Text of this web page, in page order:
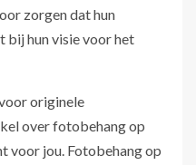
zorgen dat hun
bij hun visie voor het
originele
over fotobehang op
voor jou. Fotobehang op